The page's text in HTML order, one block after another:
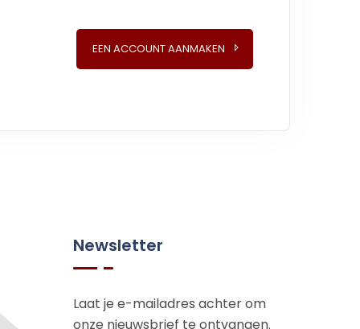
EEN ACCOUNT AANMAKEN
Newsletter
Laat je e-mailadres achter om
onze nieuwsbrief te ontvangen.